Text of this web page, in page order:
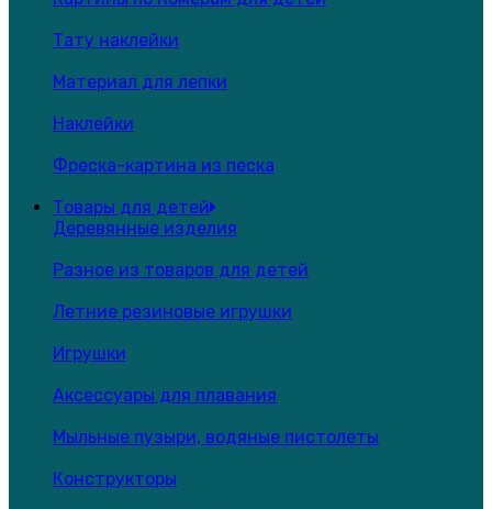
Тату наклейки
Материал для лепки
Наклейки
Фреска-картина из песка
Товары для детей
Деревянные изделия
Разное из товаров для детей
Летние резиновые игрушки
Игрушки
Аксессуары для плавания
Мыльные пузыри, водяные пистолеты
Конструкторы